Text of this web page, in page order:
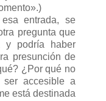
entrada, se
pregunta que
y podría haber
presunción de
¿Por qué no
accesible a
está destinada